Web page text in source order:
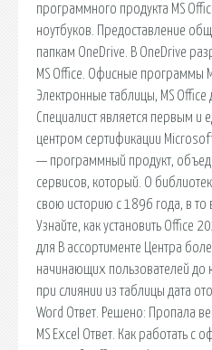
программного продукта MS
ноутбуков. Предоставление
папкам OneDrive. В OneDrive
MS Office. Офисные программы
Электронные таблицы, MS Office
Специалист является первым и
центром сертификации
— программный продукт,
сервисов, который. О
свою историю с 1896 года, в то
Узнайте, как установить Office
для В ассортименте Центра
начинающих пользователей до
при слиянии из таблицы дата
Word Ответ. Решено: Пропала
MS Excel Ответ. Как работать с